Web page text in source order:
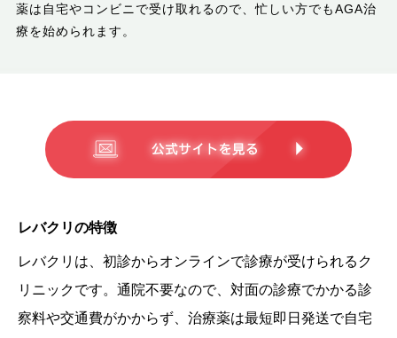
薬は自宅やコンビニで受け取れるので、忙しい方でもAGA治
療を始められます。
レバクリの特徴
レバクリは、初診からオンラインで診療が受けられるク
リニックです。通院不要なので、対面の診療でかかる診
察料や交通費がかからず、治療薬は最短即日発送で自宅